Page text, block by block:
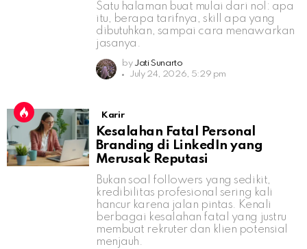
Satu halaman buat mulai dari nol: apa
itu, berapa tarifnya, skill apa yang
dibutuhkan, sampai cara menawarkan
jasanya.
by Jati Sunarto
July 24, 2026, 5:29 pm
Karir
Kesalahan Fatal Personal
Branding di LinkedIn yang
Merusak Reputasi
Bukan soal followers yang sedikit,
kredibilitas profesional sering kali
hancur karena jalan pintas. Kenali
berbagai kesalahan fatal yang justru
membuat rekruter dan klien potensial
menjauh.